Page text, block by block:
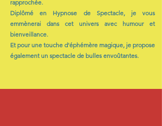
rapprochée.
Diplômé en Hypnose de Spectacle, je vous
emmènerai dans cet univers avec humour et
bienveillance.
Et pour une touche d'éphémère magique, je propose
également un spectacle de bulles envoûtantes.